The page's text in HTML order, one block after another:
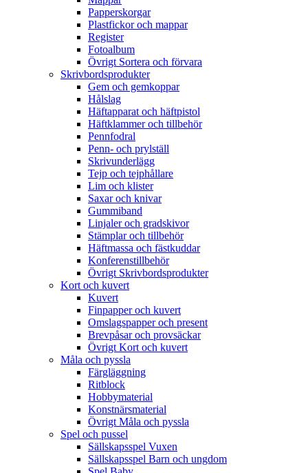
Papperskorgar
Plastfickor och mappar
Register
Fotoalbum
Övrigt Sortera och förvara
Skrivbordsprodukter
Gem och gemkoppar
Hålslag
Häftapparat och häftpistol
Häftklammer och tillbehör
Pennfodral
Penn- och prylställ
Skrivunderlägg
Tejp och tejphållare
Lim och klister
Saxar och knivar
Gummiband
Linjaler och gradskivor
Stämplar och tillbehör
Häftmassa och fästkuddar
Konferenstillbehör
Övrigt Skrivbordsprodukter
Kort och kuvert
Kuvert
Finpapper och kuvert
Omslagspapper och present
Brevpåsar och provsäckar
Övrigt Kort och kuvert
Måla och pyssla
Färgläggning
Ritblock
Hobbymaterial
Konstnärsmaterial
Övrigt Måla och pyssla
Spel och pussel
Sällskapsspel Vuxen
Sällskapsspel Barn och ungdom